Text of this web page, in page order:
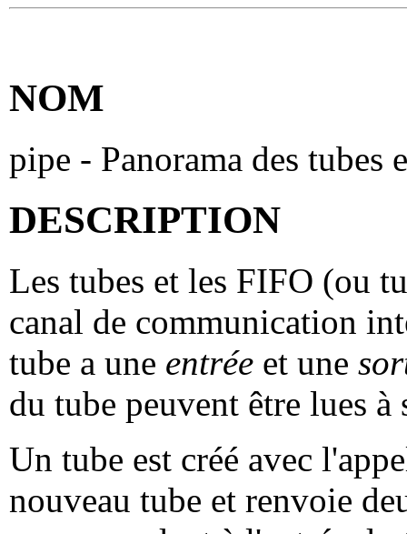
NOM
pipe - Panorama des tubes
DESCRIPTION
Les tubes et les FIFO (ou
canal de communication
tube a une entrée et une
du tube peuvent être lues à
Un tube est créé avec
nouveau tube et renvoie